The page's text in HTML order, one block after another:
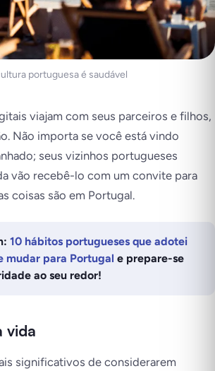
portuguesa é saudável
viajam com seus parceiros e filhos,
Não importa se você está vindo
seus vizinhos portugueses
vão recebê-lo com um convite para
coisas são em Portugal.
10 hábitos portugueses que adotei
mudar para Portugal e prepare-se
ao seu redor!
vida
significativos de considerarem